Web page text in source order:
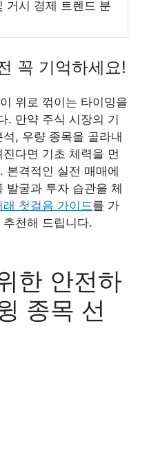
거시 경제 트렌드 분
꼭 기억하세요!
위로 꺾이는 타이밍을
. 만약 주식 시장의 기
, 우량 종목을 골라내
다면 기초 체력을 먼
본격적인 실전 매매에
발굴과 투자 습관을 체
래 첫걸음 가이드를 가
천해 드립니다.
한 안전하
종목 선